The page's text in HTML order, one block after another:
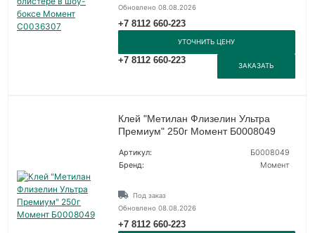
Обновлено 08.08.2026
+7 8112 660-223
УТОЧНИТЬ ЦЕНУ
+7 8112 660-223
ЗАКАЗАТЬ
Клей "Метилан Флизелин Ультра
Премиум" 250г Момент Б0008049
Артикул:
Б0008049
Бренд:
Момент
Под заказ
Обновлено 08.08.2026
+7 8112 660-223